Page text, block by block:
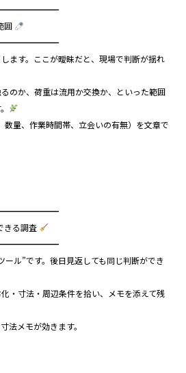
囲
ます。ここが曖昧だと、現場で判断が揺れ
のか、荷重は流用か交換か、といった範囲
数量、作業時間帯、立会いの有無）を文章で
きる調査
ール”です。後日見返しても同じ判断ができ
・寸法・周辺条件を拾い、メモを添えて残
法メモが効きます。